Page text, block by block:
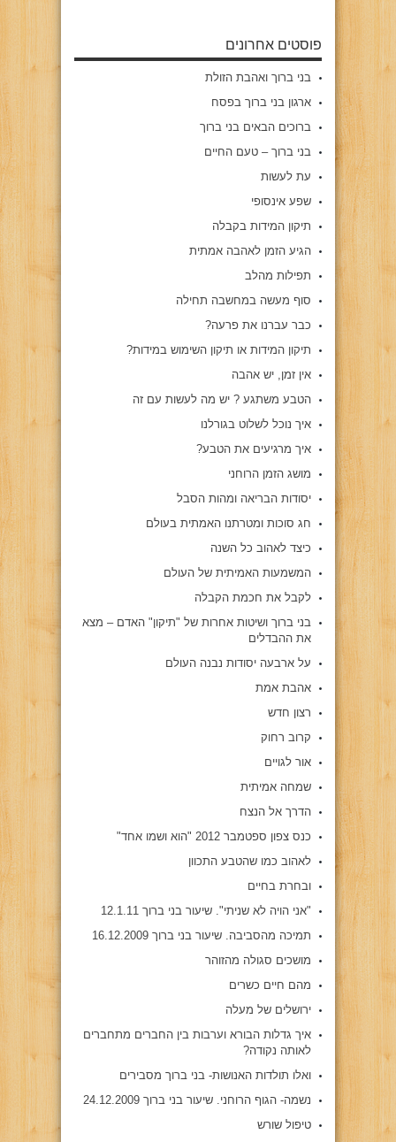
פוסטים אחרונים
בני ברוך ואהבת הזולת
ארגון בני ברוך בפסח
ברוכים הבאים בני ברוך
בני ברוך – טעם החיים
עת לעשות
שפע אינסופי
תיקון המידות בקבלה
הגיע הזמן לאהבה אמתית
תפילות מהלב
סוף מעשה במחשבה תחילה
כבר עברנו את פרעה?
תיקון המידות או תיקון השימוש במידות?
אין זמן, יש אהבה
הטבע משתגע ? יש מה לעשות עם זה
איך נוכל לשלוט בגורלנו
איך מרגיעים את הטבע?
מושג הזמן הרוחני
יסודות הבריאה ומהות הסבל
חג סוכות ומטרתנו האמתית בעולם
כיצד לאהוב כל השנה
המשמעות האמיתית של העולם
לקבל את חכמת הקבלה
בני ברוך ושיטות אחרות של "תיקון" האדם – מצא
את ההבדלים
על ארבעה יסודות נבנה העולם
אהבת אמת
רצון חדש
קרוב רחוק
אור לגויים
שמחה אמיתית
הדרך אל הנצח
כנס צפון ספטמבר 2012 "הוא ושמו אחד"
לאהוב כמו שהטבע התכוון
ובחרת בחיים
"אני הויה לא שניתי". שיעור בני ברוך 12.1.11
תמיכה מהסביבה. שיעור בני ברוך 16.12.2009
מושכים סגולה מהזוהר
מהם חיים כשרים
ירושלים של מעלה
איך גדלות הבורא וערבות בין החברים מתחברים
לאותה נקודה?
ואלו תולדות האנושות- בני ברוך מסבירים
נשמה- הגוף הרוחני. שיעור בני ברוך 24.12.2009
טיפול שורש